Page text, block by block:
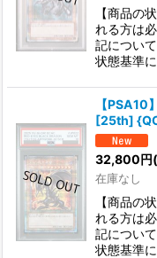
【商品の
れる方は
記につい
状態基準
【PSA10
[25th]
32,800円
在庫なし
【商品の
れる方は
記につい
状態基準